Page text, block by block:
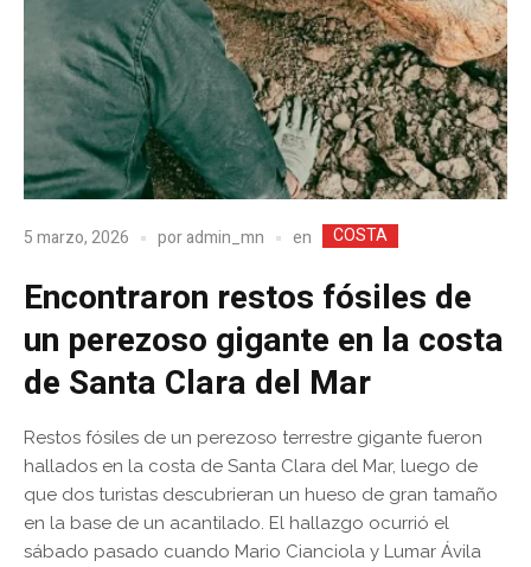
5 marzo, 2026 poradmin_mn en COSTA
Encontraron restos fósiles de
un perezoso gigante en la costa
de Santa Clara del Mar
Restos fósiles de un perezoso terrestre gigante fueron
hallados en la costa de Santa Clara del Mar, luego de
que dos turistas descubrieran un hueso de gran tamaño
en la base de un acantilado. El hallazgo ocurrió el
sábado pasado cuando Mario Cianciola y Lumar Ávila